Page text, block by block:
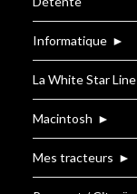
Informatique ►
La White Star Line
Macintosh ►
Mes tracteurs ►